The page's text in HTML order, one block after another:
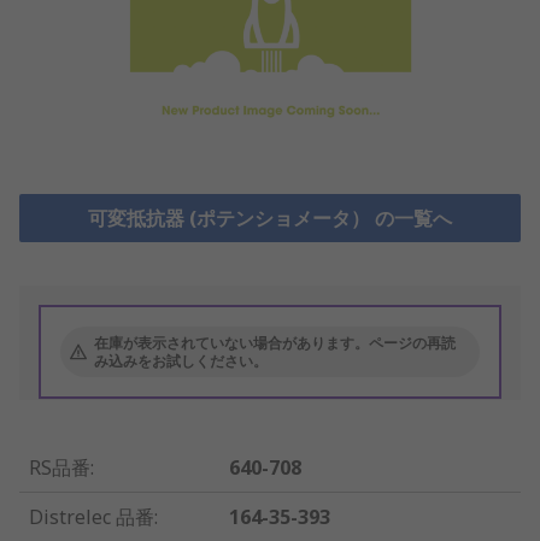
可変抵抗器 (ポテンショメータ） の一覧へ
在庫が表示されていない場合があります。ページの再読
み込みをお試しください。
RS品番:
640-708
Distrelec 品番:
164-35-393